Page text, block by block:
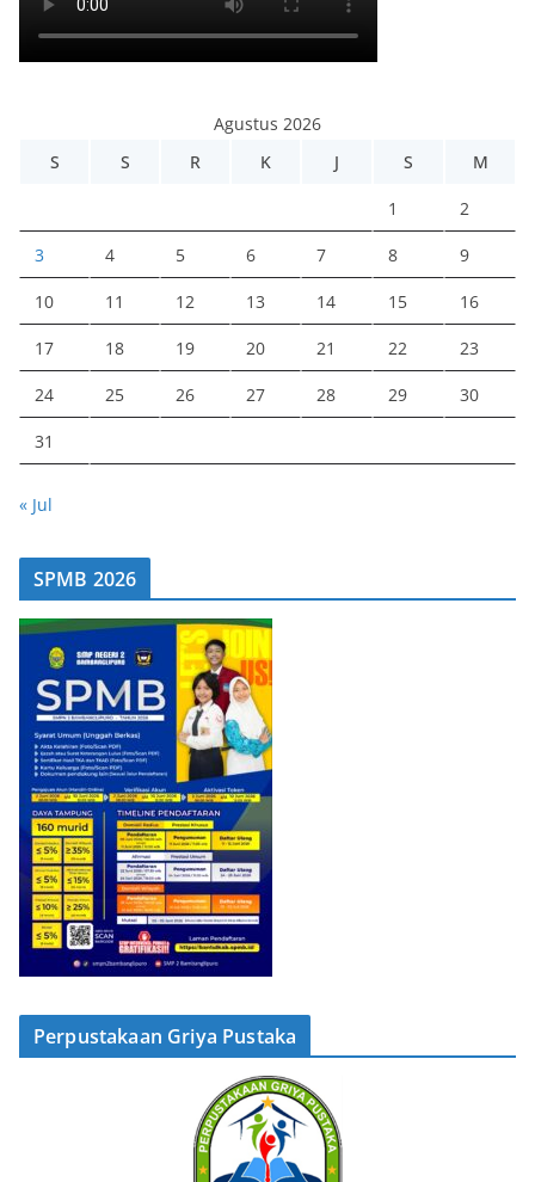
Agustus 2026
S
S R K J S M
1 2
3 4 5 6 7 8 9
10 11 12 13 14 15 16
17 18 19 20 21 22 23
24 25 26 27 28 29 30
31
« Jul
SPMB 2026
Perpustakaan Griya Pustaka